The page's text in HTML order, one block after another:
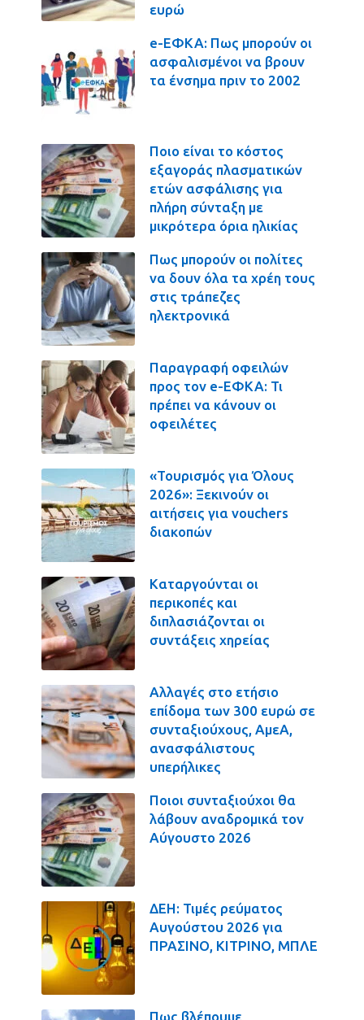
ευρώ
e-ΕΦΚΑ: Πως μπορούν οι
ασφαλισμένοι να βρουν
τα ένσημα πριν το 2002
Ποιο είναι το κόστος
εξαγοράς πλασματικών
ετών ασφάλισης για
πλήρη σύνταξη με
μικρότερα όρια ηλικίας
Πως μπορούν οι πολίτες
να δουν όλα τα χρέη τους
στις τράπεζες
ηλεκτρονικά
Παραγραφή οφειλών
προς τον e-ΕΦΚΑ: Τι
πρέπει να κάνουν οι
οφειλέτες
«Τουρισμός για Όλους
2026»: Ξεκινούν οι
αιτήσεις για vouchers
διακοπών
Καταργούνται οι
περικοπές και
διπλασιάζονται οι
συντάξεις χηρείας
Αλλαγές στο ετήσιο
επίδομα των 300 ευρώ σε
συνταξιούχους, ΑμεΑ,
ανασφάλιστους
υπερήλικες
Ποιοι συνταξιούχοι θα
λάβουν αναδρομικά τον
Αύγουστο 2026
ΔΕΗ: Τιμές ρεύματος
Αυγούστου 2026 για
ΠΡΑΣΙΝΟ, ΚΙΤΡΙΝΟ, ΜΠΛΕ
Πως βλέπουμε